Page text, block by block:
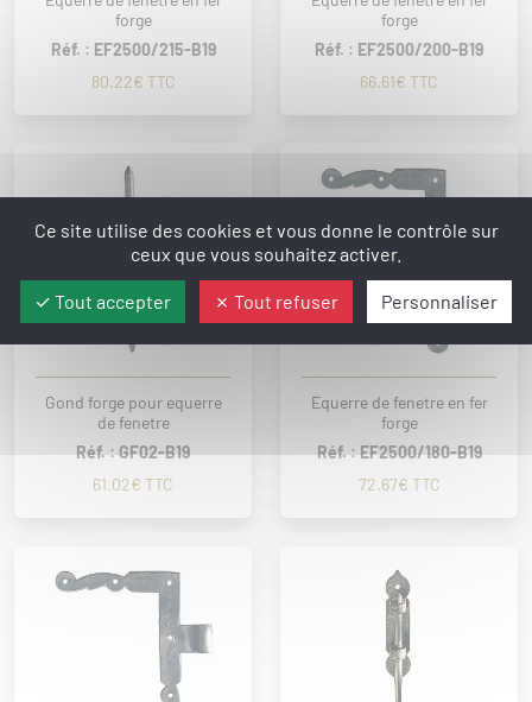
forge
Réf. : EF2500/215-B19
80.22€ TTC
forge
Réf. : EF2500/200-B19
66.61€ TTC
Gond forge pour equerre
de fenetre
Réf. : GF02-B19
61.02€ TTC
Equerre de fenetre en fer
forge
Réf. : EF2500/180-B19
72.67€ TTC
Ce site utilise des cookies et vous donne le contrôle sur
ceux que vous souhaitez activer.
Tout accepter Tout refuser Personnaliser